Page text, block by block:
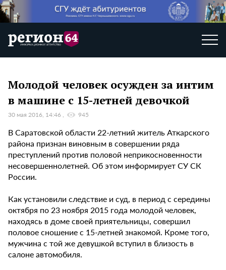
Молодой человек осужден за интим
в машине с 15-летней девочкой
30 мая 2016, 14:46 945
В Саратовской области 22-летний житель Аткарского
района признан виновным в совершении ряда
преступлений против половой неприкосновенности
несовершеннолетней. Об этом информирует СУ СК
России.
Как установили следствие и суд, в период с середины
октября по 23 ноября 2015 года молодой человек,
находясь в доме своей приятельницы, совершил
половое сношение с 15-летней знакомой. Кроме того,
мужчина с той же девушкой вступил в близость в
салоне автомобиля.